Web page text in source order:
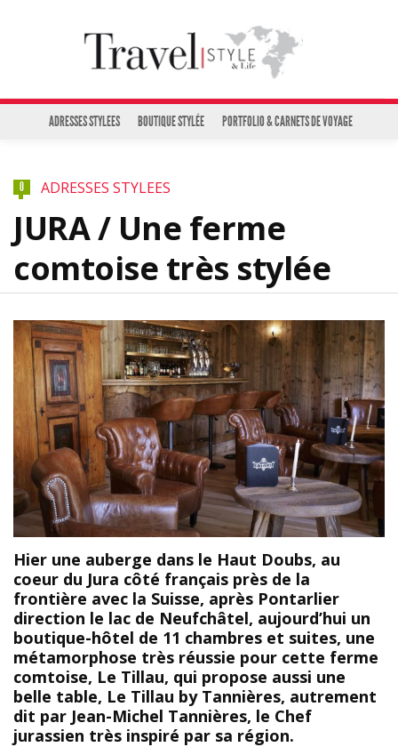
ADRESSES STYLEES BOUTIQUE STYLÉE PORTFOLIO & CARNETS DE VOYAGE
0 ADRESSES STYLEES
JURA / Une ferme
comtoise très stylée
Hier une auberge dans le Haut Doubs, au
coeur du Jura côté français près de la
frontière avec la Suisse, après Pontarlier
direction le lac de Neufchâtel, aujourd’hui un
boutique-hôtel de 11 chambres et suites, une
métamorphose très réussie pour cette ferme
comtoise, Le Tillau, qui propose aussi une
belle table, Le Tillau by Tannières, autrement
dit par Jean-Michel Tannières, le Chef
jurassien très inspiré par sa région.